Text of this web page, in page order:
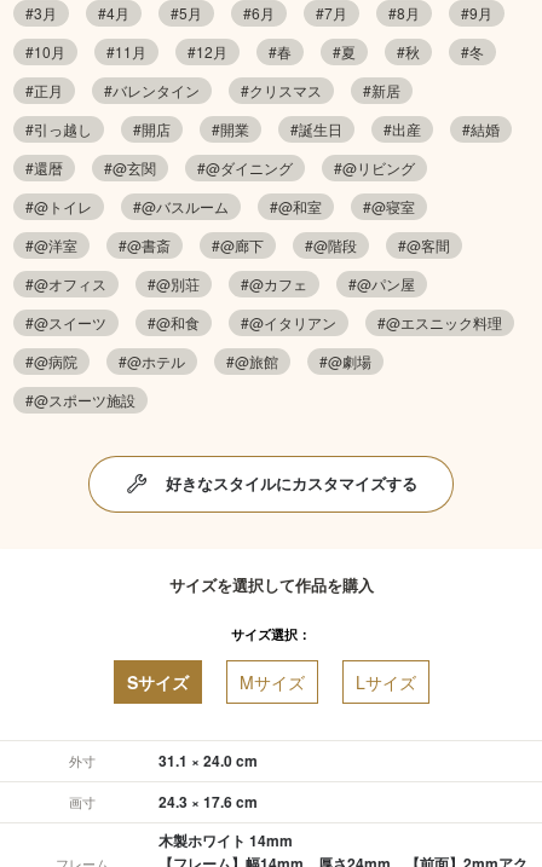
#3月
#4月 #5月 #6月 #7月 #8月
#9月
#10月
#11月 #12月 #春 #夏 #秋
#冬
#正月
#バレンタイン #クリスマス
#新居
#引っ越し
#開店 #開業 #誕生日 #出産
#結婚
#還暦
#@玄関 #@ダイニング
#@リビング
#@トイレ
#@バスルーム #@和室
#@寝室
#@洋室
#@書斎 #@廊下 #@階段
#@客間
#@オフィス
#@別荘 #@カフェ
#@パン屋
#@スイーツ
#@和食 #@イタリアン
#@エスニック料理
#@病院
#@ホテル #@旅館
#@劇場
#@スポーツ施設
好きなスタイルにカスタマイズする
サイズを選択して作品を購入
サイズ選択：
Sサイズ Mサイズ Lサイズ
外寸 31.1 × 24.0 cm
画寸 24.3 × 17.6 cm
フレーム
木製ホワイト 14mm